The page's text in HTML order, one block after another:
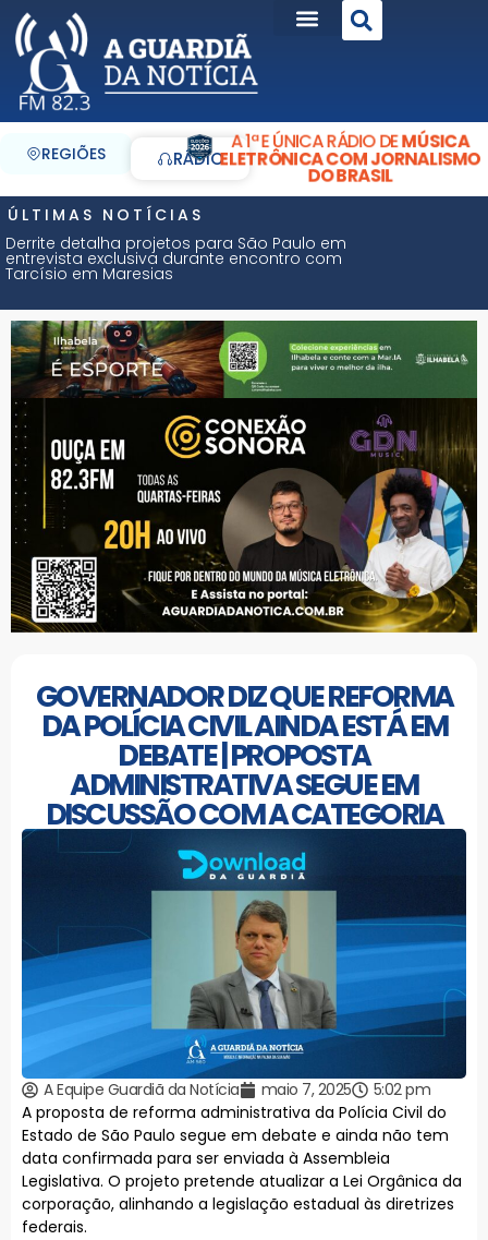
REGIÕES RÁDIO
A 1ª E ÚNICA RÁDIO DEMÚSICA
ELETRÔNICA COM JORNALISMO
DO BRASIL
ÚLTIMAS NOTÍCIAS
Derrite detalha projetos para São Paulo em
entrevista exclusiva durante encontro com
Tarcísio em Maresias
GOVERNADOR DIZ QUE REFORMA
DA POLÍCIA CIVIL AINDA ESTÁ EM
DEBATE | PROPOSTA
ADMINISTRATIVA SEGUE EM
DISCUSSÃO COM A CATEGORIA
A Equipe Guardiã da Notícia maio 7, 2025
5:02 pm
A proposta de reforma administrativa da Polícia Civil do
Estado de São Paulo segue em debate e ainda não tem
data confirmada para ser enviada à Assembleia
Legislativa. O projeto pretende atualizar a Lei Orgânica da
corporação, alinhando a legislação estadual às diretrizes
federais.